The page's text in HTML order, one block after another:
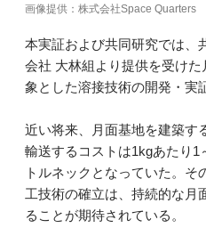
画像提供：株式会社Space Quarters
本実証および共同研究では、
会社 大林組より提供を受け
象とした溶接技術の開発・実
近い将来、月面基地を建築す
輸送するコストは1kgあたり1
トルネックとなっていた。
工技術の確立は、持続的な月
ることが期待されている。